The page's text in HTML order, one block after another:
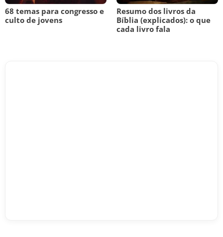
68 temas para congresso e
culto de jovens
Resumo dos livros da
Bíblia (explicados): o que
cada livro fala